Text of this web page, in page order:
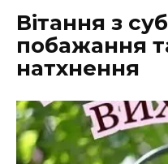
Вітання з
побажання
натхнення